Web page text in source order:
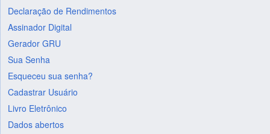
Declaração de Rendimentos
Assinador Digital
Gerador GRU
Sua Senha
Esqueceu sua senha?
Cadastrar Usuário
Livro Eletrônico
Dados abertos